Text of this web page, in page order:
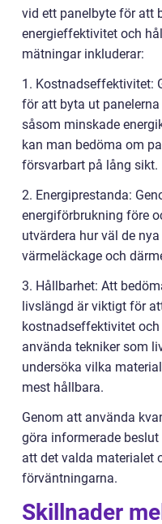
vid ett panelbyte för att
energieffektivitet och
mätningar inkluderar:
1. Kostnadseffektivitet:
för att byta ut
såsom minskade
kan man bedöma om
försvarbart på lång sikt.
2. Energiprestanda:
energiförbrukning före
utvärdera hur väl de
värmeläckage och
3. Hållbarhet: Att
livslängd är viktigt för
kostnadseffektivitet
använda tekniker som
undersöka vilka
mest hållbara.
Genom att använda
göra informerade
att det valda materialet
förväntningarna.
Skillnader